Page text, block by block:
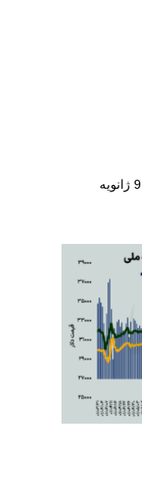
فروش این محصولات از یکشنبه 9 ژانویه